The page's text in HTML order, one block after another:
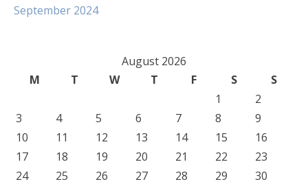
September 2024
August 2026
M
T W T F S
S
1
2
3
4 5 6 7 8
9
10
11 12 13 14 15
16
17
18 19 20 21 22
23
24
25 26 27 28 29
30